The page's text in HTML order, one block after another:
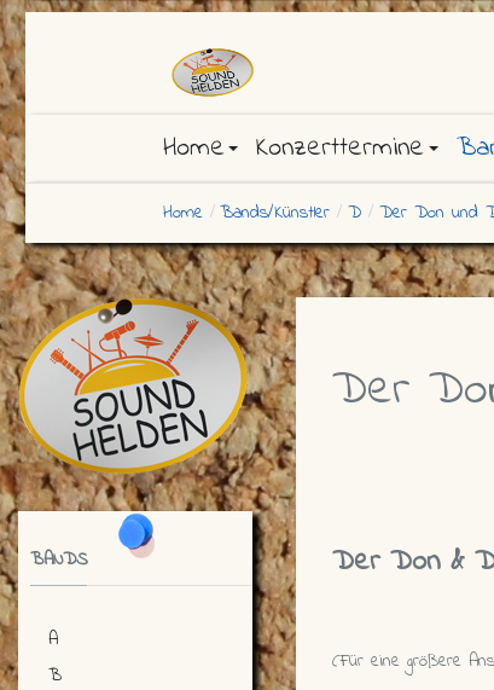
Home Konzerttermine
Home Bands/Künstler D Der Don und
Der
Der Don &
(Für eine größere
BANDS
A
B